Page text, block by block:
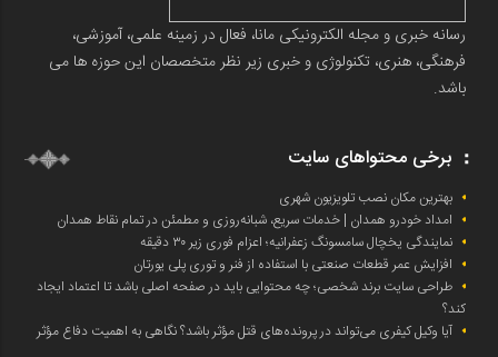
رسانه خبری و مجله الکترونیکی مانا، فعال در زمینه علمی، آموزشی،
فرهنگی، هنری، تکنولوژی و خبری زیر نظر متخصصان این حوزه ها می
باشد.
برخی محتواهای سایت
بهترین مکان نصب تلویزیون شهری
امداد خودرو همدان | خدمات سریع، شبانه‌روزی و مطمئن در تمام نقاط همدان
نمایندگی یخچال سامسونگ زعفرانیه؛ اعزام فوری زیر ۳۰ دقیقه
افزایش عمر قطعات صنعتی با استفاده از فنر و توری پلی یورتان
طراحی سایت برند شخصی؛ چه محتوایی باید در صفحه اصلی باشد تا اعتماد ایجاد
کند؟
آیا وکیل کیفری می‌تواند در پرونده‌های قتل مؤثر باشد؟ نگاهی به اهمیت دفاع مؤثر